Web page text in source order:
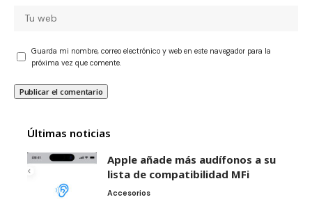
Guarda mi nombre, correo electrónico y web en este navegador para la
próxima vez que comente.
Últimas noticias
Apple añade más audífonos a su
lista de compatibilidad MFi
Accesorios